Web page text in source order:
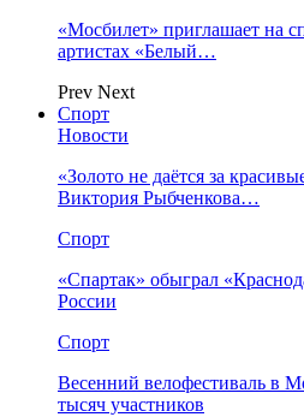
«Мосбилет» приглашает на
артистах «Белый…
Prev Next
Спорт
Новости
«Золото не даётся за
Виктория Рыбченкова…
Спорт
«Спартак» обыграл
России
Спорт
Весенний велофестиваль в
тысяч участников